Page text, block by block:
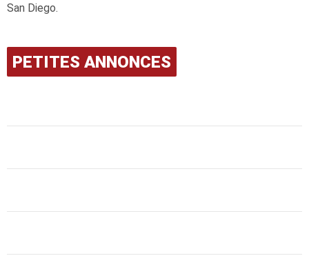
San Diego.
PETITES ANNONCES